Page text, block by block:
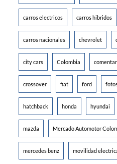
carros electricos carros hibridos
carros nacionales chevrolet
city cars Colombia
crossover fiat ford
hatchback honda hyundai
mazda Mercado Automotor
mercedes benz movilidad